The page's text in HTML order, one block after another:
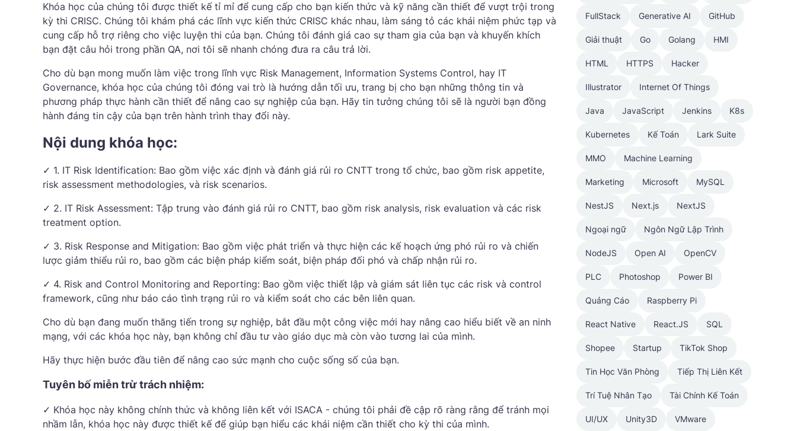
Khóa học của chúng tôi được thiết kế tỉ mỉ để cung cấp cho bạn kiến ​​thức và kỹ năng cần thiết để vượt trội trong
kỳ thi CRISC. Chúng tôi khám phá các lĩnh vực kiến ​​thức CRISC khác nhau, làm sáng tỏ các khái niệm phức tạp và
cung cấp hỗ trợ riêng cho việc luyện thi của bạn. Chúng tôi đánh giá cao sự tham gia của bạn và khuyến khích
bạn đặt câu hỏi trong phần QA, nơi tôi sẽ nhanh chóng đưa ra câu trả lời.
Cho dù bạn mong muốn làm việc trong lĩnh vực Risk Management, Information Systems Control, hay IT
Governance, khóa học của chúng tôi đóng vai trò là hướng dẫn tối ưu, trang bị cho bạn những thông tin và
phương pháp thực hành cần thiết để nâng cao sự nghiệp của bạn. Hãy tin tưởng chúng tôi sẽ là người bạn đồng
hành đáng tin cậy của bạn trên hành trình thay đổi này.
Nội dung khóa học:
✓ 1. IT Risk Identification: Bao gồm việc xác định và đánh giá rủi ro CNTT trong tổ chức, bao gồm risk appetite,
risk assessment methodologies, và risk scenarios.
✓ 2. IT Risk Assessment: Tập trung vào đánh giá rủi ro CNTT, bao gồm risk analysis, risk evaluation và các risk
treatment option.
✓ 3. Risk Response and Mitigation: Bao gồm việc phát triển và thực hiện các kế hoạch ứng phó rủi ro và chiến
lược giảm thiểu rủi ro, bao gồm các biện pháp kiểm soát, biện pháp đối phó và chấp nhận rủi ro.
✓ 4. Risk and Control Monitoring and Reporting: Bao gồm việc thiết lập và giám sát liên tục các risk và control
framework, cũng như báo cáo tình trạng rủi ro và kiểm soát cho các bên liên quan.
Cho dù bạn đang muốn thăng tiến trong sự nghiệp, bắt đầu một công việc mới hay nâng cao hiểu biết về an ninh
mạng, với các khóa học này, bạn không chỉ đầu tư vào giáo dục mà còn vào tương lai của mình.
Hãy thực hiện bước đầu tiên để nâng cao sức mạnh cho cuộc sống số của bạn.
Tuyên bố miễn trừ trách nhiệm:
✓ Khóa học này không chính thức và không liên kết với ISACA - chúng tôi phải đề cập rõ ràng rằng để tránh mọi
nhầm lẫn, khóa học này được thiết kế để giúp bạn hiểu các khái niệm cần thiết cho kỳ thi của mình.
FullStack Generative AI GitHub
Giải thuật Go Golang HMI
HTML HTTPS Hacker
Illustrator Internet Of Things
Java JavaScript Jenkins K8s
Kubernetes Kế Toán Lark Suite
MMO Machine Learning
Marketing Microsoft MySQL
NestJS Next.js NextJS
Ngoại ngữ Ngôn Ngữ Lập Trình
NodeJS Open AI OpenCV
PLC Photoshop Power BI
Quảng Cáo Raspberry Pi
React Native React.JS SQL
Shopee Startup TikTok Shop
Tin Học Văn Phòng Tiếp Thị Liên Kết
Trí Tuệ Nhân Tạo Tài Chính Kế Toán
UI/UX Unity3D VMware